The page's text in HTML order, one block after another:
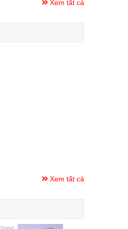
Xem tất cả
Xem tất cả